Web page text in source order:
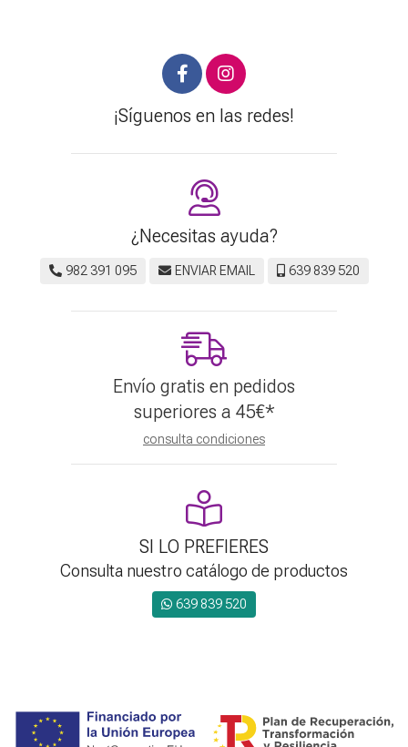
¡Síguenos en las redes!
¿Necesitas ayuda?
982 391 095 ENVIAR EMAIL 639 839 520
Envío gratis en pedidos
superiores a 45€*
consulta condiciones
SI LO PREFIERES
Consulta nuestro catálogo de productos
639 839 520